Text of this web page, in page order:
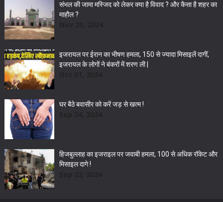
संभल की जामा मस्जिद को लेकर क्या है विवाद ? और कैसा है शहर का
माहौल ?
इजरायल पर ईरान का भीषण हमला, 150 से ज्यादा मिसाइलें दागीं,
इजरायल के लोगों ने बंकरों में शरण ली |
घर बैठे बवासीर को करें जड़ से खत्म !
हिजबुल्लाह का इजराइल पर जवाबी हमला, 100 से अधिक रॉकेट और
मिसाइल दागे !